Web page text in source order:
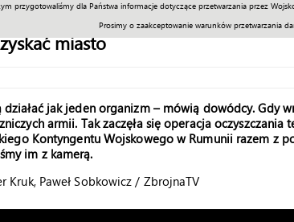
przygotowaliśmy dla Państwa informacje dotyczące przetwarzania przez
Prosimy o zaakceptowanie warunków przetwarzania
miasto
jak jeden organizm – mówią dowódcy. Gdy
armii. Tak zaczęła się operacja oczyszczania
Kontyngentu Wojskowego w Rumunii razem z
im z kamerą.
Kruk, Paweł Sobkowicz / ZbrojnaTV